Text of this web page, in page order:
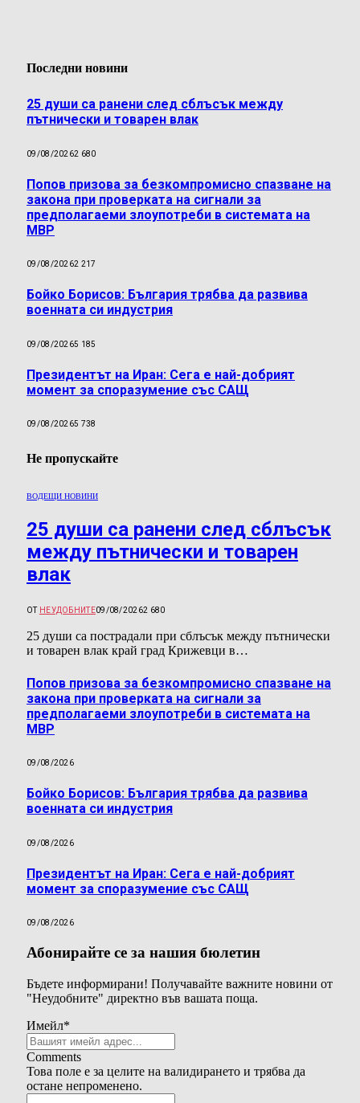
Последни новини
25 души са ранени след сблъсък между
пътнически и товарен влак
09/08/20262 680
Попов призова за безкомпромисно спазване на
закона при проверката на сигнали за
предполагаеми злоупотреби в системата на
МВР
09/08/20262 217
Бойко Борисов: България трябва да развива
военната си индустрия
09/08/20265 185
Президентът на Иран: Сега е най-добрият
момент за споразумение със САЩ
09/08/20265 738
Не пропускайте
ВОДЕЩИ НОВИНИ
25 души са ранени след сблъсък
между пътнически и товарен
влак
ОТ НЕУДОБНИТЕ09/08/20262 680
25 души са пострадали при сблъсък между пътнически
и товарен влак край град Крижевци в…
Попов призова за безкомпромисно спазване на
закона при проверката на сигнали за
предполагаеми злоупотреби в системата на
МВР
09/08/2026
Бойко Борисов: България трябва да развива
военната си индустрия
09/08/2026
Президентът на Иран: Сега е най-добрият
момент за споразумение със САЩ
09/08/2026
Абонирайте се за нашия бюлетин
Бъдете информирани! Получавайте важните новини от
"Неудобните" директно във вашата поща.
Имейл*
Comments
Това поле е за целите на валидирането и трябва да
остане непроменено.